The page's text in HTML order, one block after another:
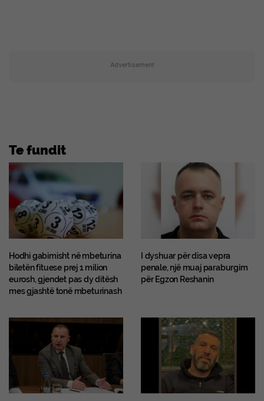
Advertisement
Te fundit
Hodhi gabimisht në mbeturina
biletën fituese prej 1 milion
eurosh, gjendet pas dy ditësh
mes gjashtë tonë mbeturinash
I dyshuar për disa vepra
penale, një muaj paraburgim
për Egzon Reshanin